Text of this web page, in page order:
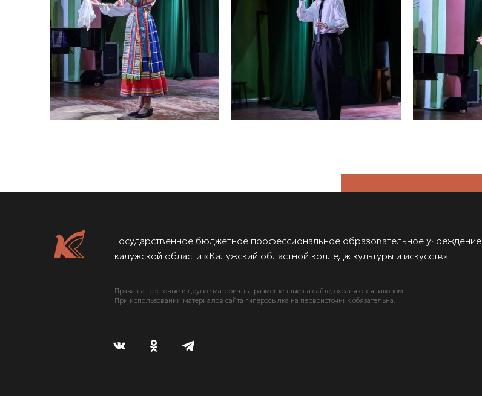
Государственное бюджетное профессиональное образовательное учреждение
калужской области «Калужский областной колледж культуры и искусств»
Права на текстовые и другие материалы, размещенные на сайте, охраняются законом.
При использовании материалов сайта гиперссылка на первоисточник обязательна.